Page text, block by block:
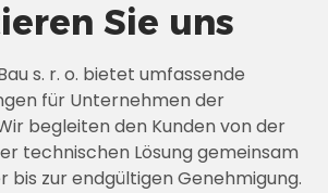
Sie uns
s. r. o. bietet umfassende
für Unternehmen der
begleiten den Kunden von der
technischen Lösung gemeinsam
bis zur endgültigen Genehmigung.